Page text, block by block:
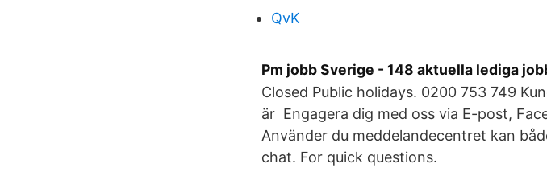
QvK
Pm jobb Sverige - 148 aktuella lediga
Closed Public holidays. 0200 753 749
är Engagera dig med oss via E-post,
Använder du meddelandecentret kan
chat. For quick questions.